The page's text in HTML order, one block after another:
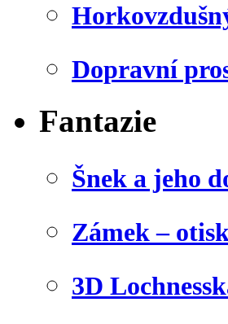
Dopravní
Fantazie
Šnek a jeho
Zámek –
3D